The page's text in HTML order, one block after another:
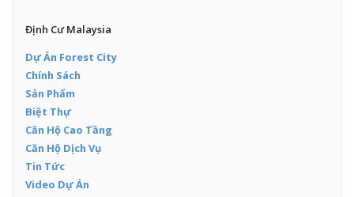
Định Cư Malaysia
Dự Án Forest City
Chính Sách
Sản Phẩm
Biệt Thự
Căn Hộ Cao Tầng
Căn Hộ Dịch Vụ
Tin Tức
Video Dự Án